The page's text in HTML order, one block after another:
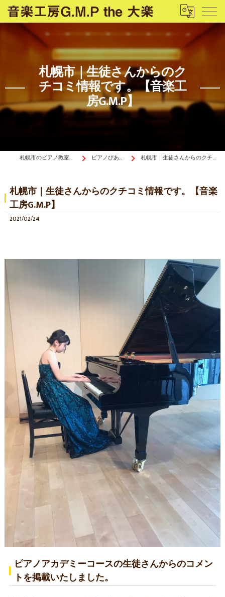
札幌市｜生徒さんからのク
チコミ情報です。【音楽工
房G.M.P】
札幌市のピアノ教室は音楽工房G.M.P the 大楽 ピアノぴあ〜の《ブログ》 札幌市｜生徒さんからのクチコミ情報です。【音楽工房G.M.P】
札幌市｜生徒さんからのクチコミ情報です。【音楽
工房G.M.P】
2021/02/24
ピアノアカデミーコースの生徒さんからのコメン
トを掲載いたしました。